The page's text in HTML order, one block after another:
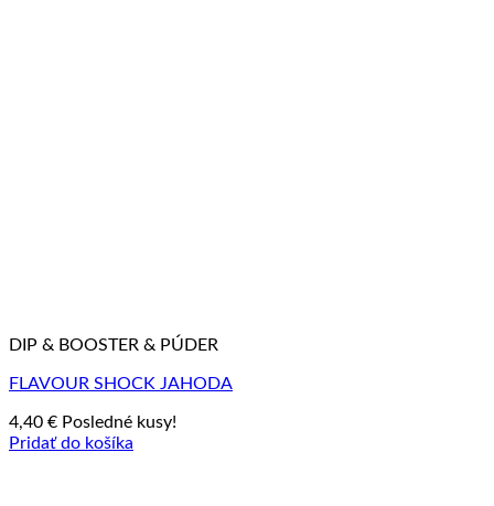
DIP & BOOSTER & PÚDER
FLAVOUR SHOCK JAHODA
4,40 € Posledné kusy!
Pridať do košíka